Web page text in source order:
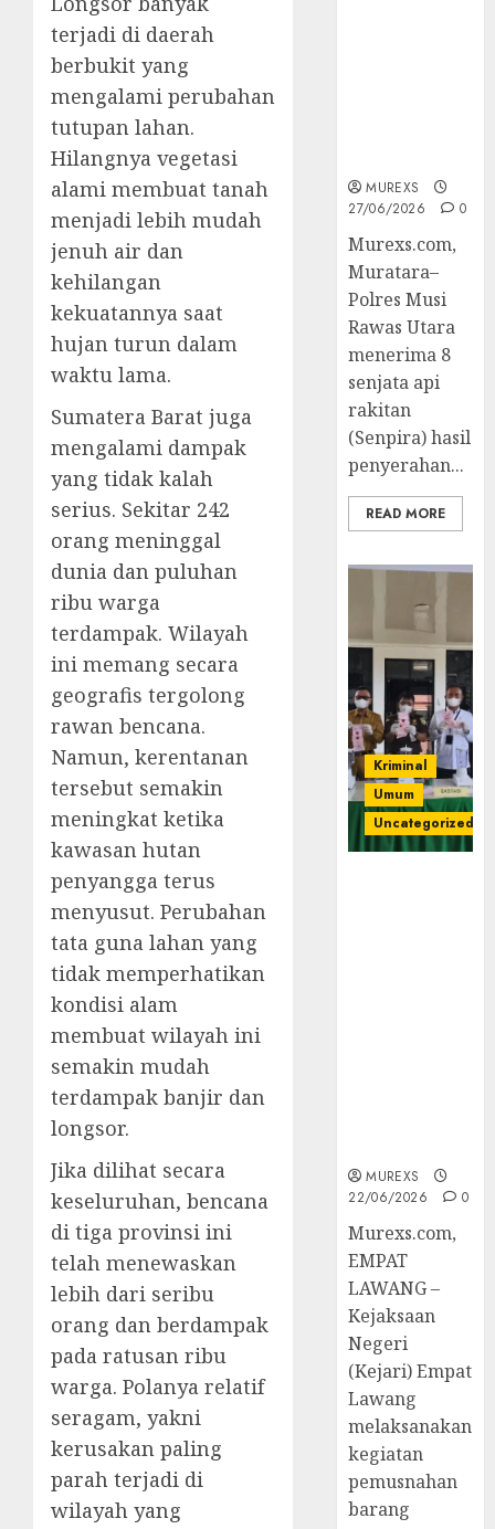
terjadi di daerah
berbukit yang
mengalami perubahan
tutupan lahan.
Hilangnya vegetasi
alami membuat tanah
menjadi lebih mudah
jenuh air dan
kehilangan
kekuatannya saat
hujan turun dalam
waktu lama.
Sumatera Barat juga
mengalami dampak
yang tidak kalah
serius. Sekitar 242
orang meninggal
dunia dan puluhan
ribu warga
terdampak. Wilayah
ini memang secara
geografis tergolong
rawan bencana.
Namun, kerentanan
tersebut semakin
meningkat ketika
kawasan hutan
penyangga terus
menyusut. Perubahan
tata guna lahan yang
tidak memperhatikan
kondisi alam
membuat wilayah ini
semakin mudah
terdampak banjir dan
longsor.
Jika dilihat secara
keseluruhan, bencana
di tiga provinsi ini
telah menewaskan
lebih dari seribu
orang dan berdampak
pada ratusan ribu
warga. Polanya relatif
seragam, yakni
kerusakan paling
parah terjadi di
wilayah yang
MUREXS
27/06/2026
0
Murexs.com,
Muratara–
Polres Musi
Rawas Utara
menerima 8
senjata api
rakitan
(Senpira) hasil
penyerahan...
READ MORE
Kriminal
Umum
Uncategorized
MUREXS
22/06/2026
0
‎Murexs.com,
EMPAT
LAWANG –
Kejaksaan
Negeri
(Kejari) Empat
Lawang
melaksanakan
kegiatan
pemusnahan
barang